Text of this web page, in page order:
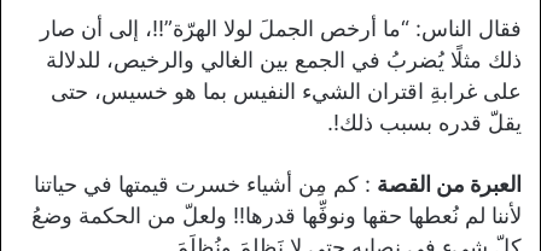
فقال الناس: “ما أرخص الجملَ لولا الهرّة”!!، إلى أن صار
ذلك مثلًا يُضربُ في الجمع بين الغالي والرخيص، للدلالة
على غرابةِ اقتران الشيء النفيس بما هو خسيس، حتى
يقلّ قدره بسبب ذلك!.
العبرة من القصة : كم مِن أشياء خسرت قيمتها في حياتنا
لأننا لم نُعطها حقها ونوفِّها قدرها!! ولعلّ من الحكمة وضعُ